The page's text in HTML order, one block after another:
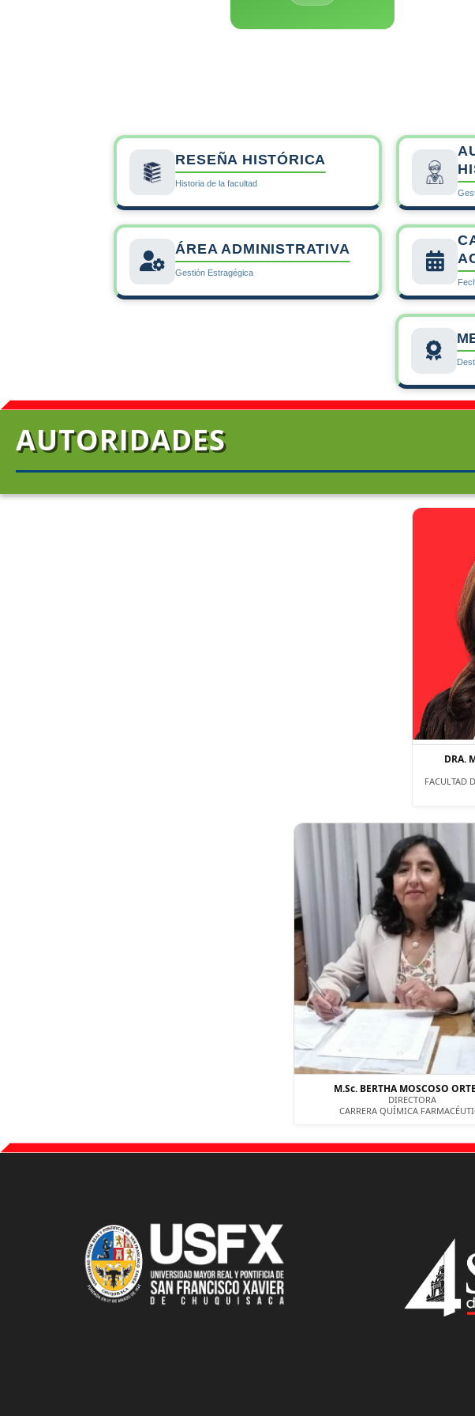
del medio ambiente, comprometidos con el
contribuyendo a elevar la calidad de vida, a
RESEÑA HISTÓRICA
Historia de la facultad
ÁREA ADMINISTRATIVA
Gestión Estragégica
AUTORIDADES
DRA.
FACULTAD
M.Sc. BERTHA MOSCOSO
DIRECTORA
CARRERA QUÍMICA